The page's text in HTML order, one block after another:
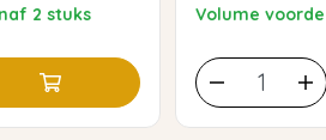
2 stuks Volume